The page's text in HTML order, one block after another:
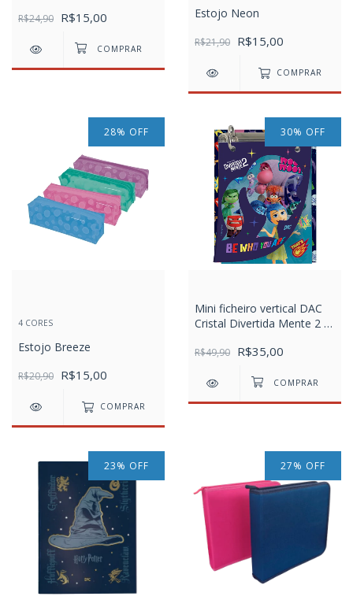
R$24,90 R$15,00 Estojo Neon
R$21,90 R$15,00
COMPRAR
28% OFF
4 CORES
Estojo Breeze
R$20,90 R$15,00
COMPRAR
30% OFF
Mini ficheiro vertical DAC
Cristal Divertida Mente 2 -
R$49,90 R$35,00
23% OFF 27% OFF